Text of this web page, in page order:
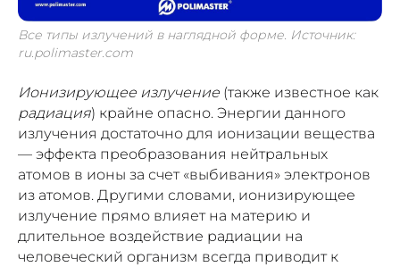
Все типы излучений в наглядной форме. Источник:
ru.polimaster.com
Ионизирующее излучение (также известное как
радиация) крайне опасно. Энергии данного
излучения достаточно для ионизации вещества
— эффекта преобразования нейтральных
атомов в ионы за счет «выбивания» электронов
из атомов. Другими словами, ионизирующее
излучение прямо влияет на материю и
длительное воздействие радиации на
человеческий организм всегда приводит к